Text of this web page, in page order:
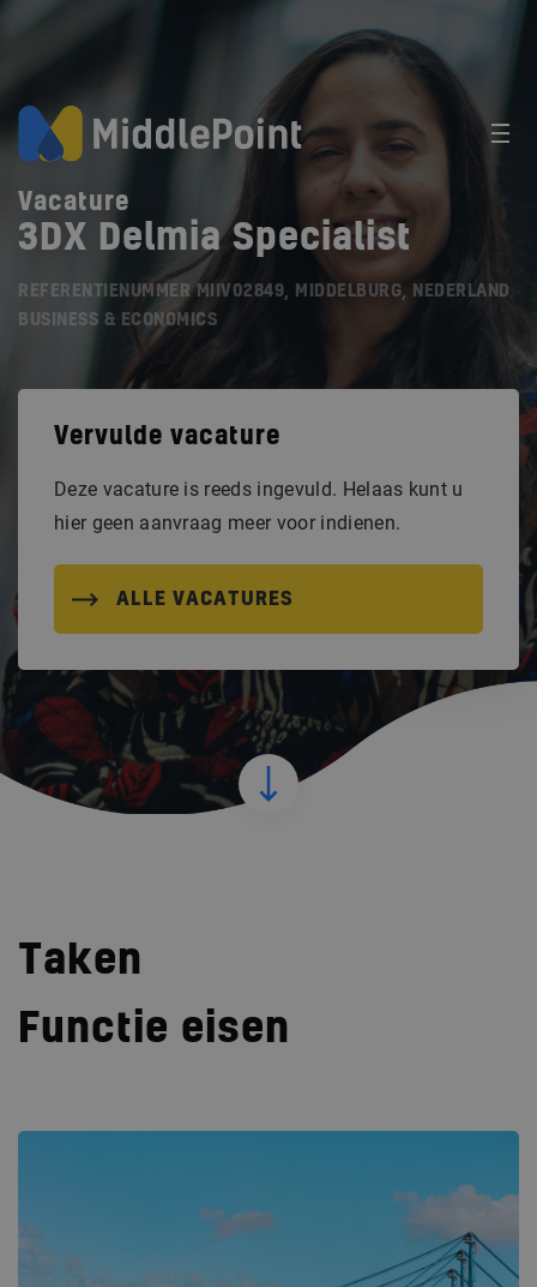
Vacature
3DX Delmia Specialist
REFERENTIENUMMER MIIV02849, MIDDELBURG, NEDERLAND
BUSINESS & ECONOMICS
Vervulde vacature
Deze vacature is reeds ingevuld. Helaas kunt u
hier geen aanvraag meer voor indienen.
ALLE VACATURES
Taken
Functie eisen